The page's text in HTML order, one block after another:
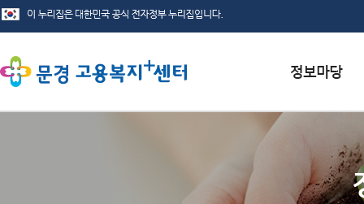
채용정보
인재정보